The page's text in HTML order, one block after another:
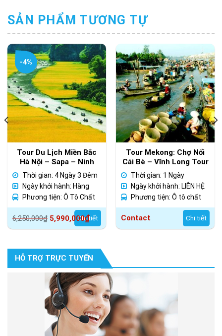
HỖ TRỢ TRỰC TUYẾN
SẢN PHẨM TƯƠNG TỰ
-4%
Tour Du Lịch Miền Bắc
Hà Nội – Sapa – Ninh
Bình 4 Ngày 3 Đêm
Thời gian: 4 Ngày 3 Đêm
Ngày khởi hành: Hàng
Ngày
Phương tiện: Ô Tô Chất
Lượng Cao
6,250,000₫
Giá
gốc
6,250,000₫.
5,990,000₫
Giá
hiện
là:
5,990,000₫.
Chi tiết
Tour Mekong: Chợ Nổi
Cái Bè – Vĩnh Long Tour
Riêng
Thời gian: 1 Ngày
Ngày khởi hành: LIÊN HỆ
Phương tiện: Ô tô chất
lượng cao
Contact Chi tiết